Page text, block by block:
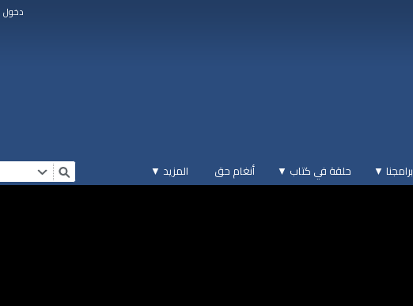
دخول
برامجنا ▼ حلقة في كتاب ▼ أنغام حق المزيد ▼